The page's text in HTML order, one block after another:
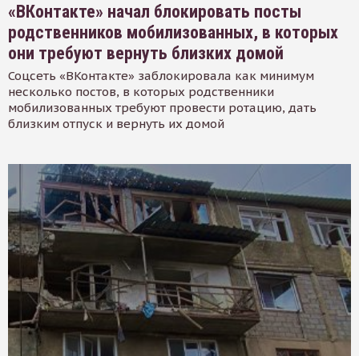
«ВКонтакте» начал блокировать посты
родственников мобилизованных, в которых
они требуют вернуть близких домой
Соцсеть «ВКонтакте» заблокировала как минимум
несколько постов, в которых родственники
мобилизованных требуют провести ротацию, дать
близким отпуск и вернуть их домой